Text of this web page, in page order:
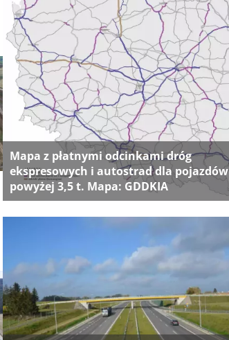
Mapa z płatnymi odcinkami dróg
ekspresowych i autostrad dla pojazdów
powyżej 3,5 t. Mapa: GDDKIA